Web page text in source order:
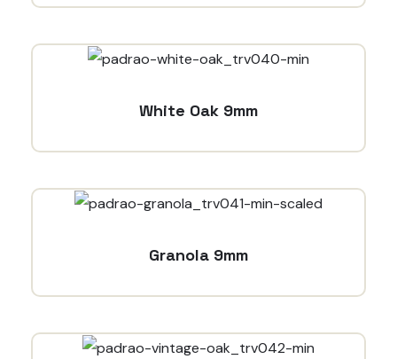
White Oak 9mm
Granola 9mm